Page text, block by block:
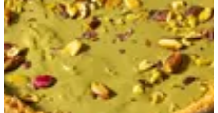
Pistachio Cloud
995 ج.م
تعليمات خاصة